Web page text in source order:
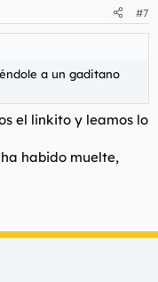
#7
a un gaditano
el linkito y leamos lo
habido muelte,